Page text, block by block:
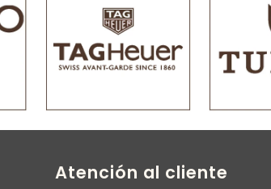
Atención al cliente